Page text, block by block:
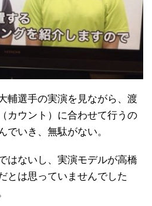
輔選手の実演を見ながら、渡
カウント）に合わせて行うの
でいき、無駄がない。
はないし、実演モデルが高橋
とは思っていませんでした